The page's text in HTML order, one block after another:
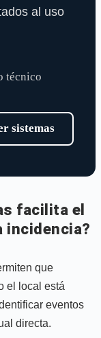
al uso
técnico
sistemas
facilita el
incidencia?
que
el local está
eventos
directa.